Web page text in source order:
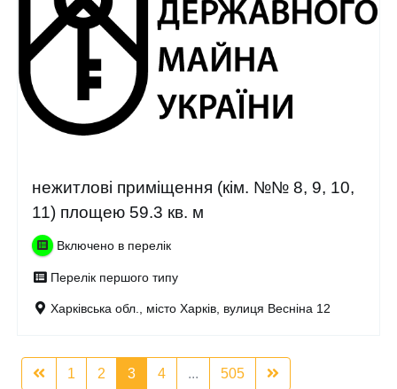
нежитлові приміщення (кім. №№ 8, 9, 10,
11) площею 59.3 кв. м
Включено в перелік
Перелік першого типу
Харківська обл., місто Харків, вулиця Весніна 12
1 2 3 4 ... 505